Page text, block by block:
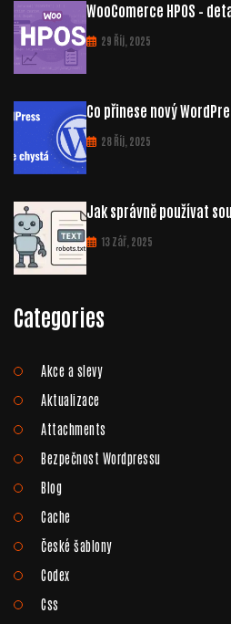
WooComerce HPOS –
29 Říj, 2025
Co přinese nový
28 Říj, 2025
Jak správně používat
13 Zář, 2025
Categories
Akce a slevy
Aktualizace
Attachments
Bezpečnost Wordpressu
Blog
Cache
České šablony
Codex
Css